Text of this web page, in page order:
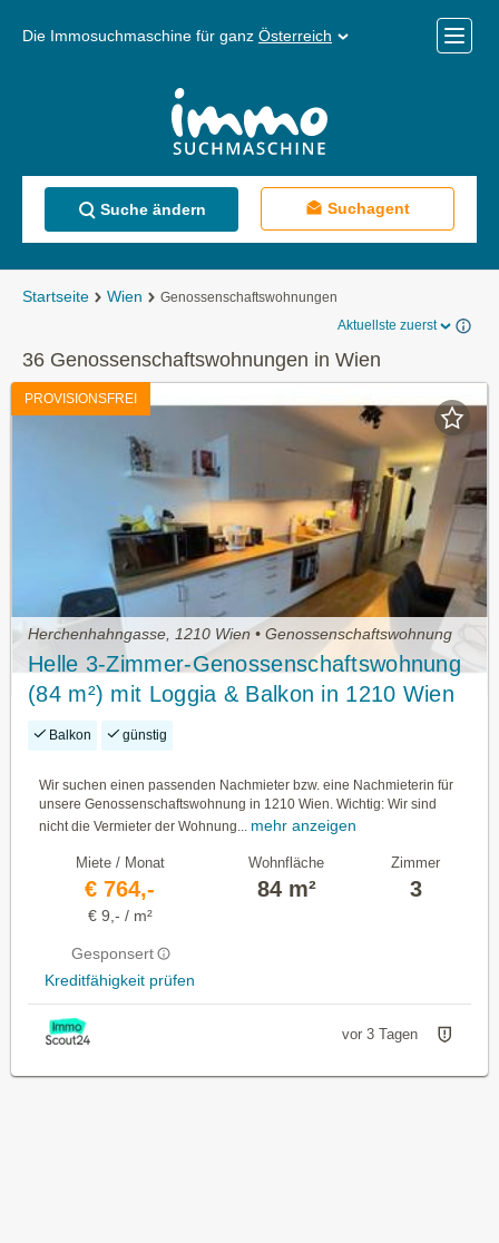
Die Immosuchmaschine für ganz Österreich
Menü
Suche ändern Suchagent
Startseite Wien
Genossenschaftswohnungen
Aktuellste zuerst
36 Genossenschaftswohnungen in Wien
PROVISIONSFREI
Herchenhahngasse, 1210 Wien • Genossenschaftswohnung
Helle 3-Zimmer-Genossenschaftswohnung
(84 m²) mit Loggia & Balkon in 1210 Wien
– Nachmieter ab 01.10. gesucht
Balkon günstig
Wir suchen einen passenden Nachmieter bzw. eine Nachmieterin für
unsere Genossenschaftswohnung in 1210 Wien. Wichtig: Wir sind
nicht die Vermieter der Wohnung...
mehr anzeigen
Miete / Monat
€ 764,-
€ 9,- / m²
Gesponsert
Kreditfähigkeit prüfen
Wohnfläche
84 m²
Zimmer
3
vor 3 Tagen